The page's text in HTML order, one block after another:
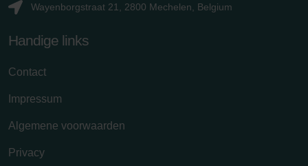
Wayenborgstraat 21, 2800 Mechelen, Belgium
Handige links
Contact
Impressum
Algemene voorwaarden
Privacy